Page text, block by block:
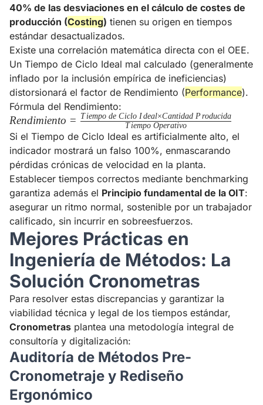
40% de las desviaciones en el cálculo de costes de
producción (Costing) tienen su origen en tiempos
estándar desactualizados.
Existe una correlación matemática directa con el OEE.
Un Tiempo de Ciclo Ideal mal calculado (generalmente
inflado por la inclusión empírica de ineficiencias)
distorsionará el factor de Rendimiento (Performance).
Fórmula del Rendimiento:
Rendimiento
=
\frac{Tiempo\
de\ Ciclo\
Ideal \times
Cantidad\
Producida}
{Tiempo\
Operativo}
Rendimiento = Tiempo Operativo
Tiempo de Ciclo Ideal×Cantidad Producida
Si el Tiempo de Ciclo Ideal es artificialmente alto, el
indicador mostrará un falso 100%, enmascarando
pérdidas crónicas de velocidad en la planta.
Establecer tiempos correctos mediante benchmarking
garantiza además el Principio fundamental de la OIT:
asegurar un ritmo normal, sostenible por un trabajador
calificado, sin incurrir en sobreesfuerzos.
Mejores Prácticas en
Ingeniería de Métodos: La
Solución Cronometras
Para resolver estas discrepancias y garantizar la
viabilidad técnica y legal de los tiempos estándar,
Cronometras plantea una metodología integral de
consultoría y digitalización:
Auditoría de Métodos Pre-
Cronometraje y Rediseño
Ergonómico